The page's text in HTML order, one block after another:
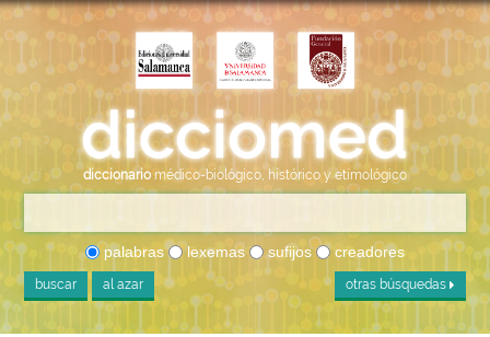
diccionario médico-biológico, histórico y etimológico
palabras lexemas sufijos creadores
buscar al azar otras búsquedas